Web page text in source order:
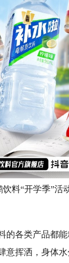
饮料“开学季”活
类产品都能
意挥洒，身体